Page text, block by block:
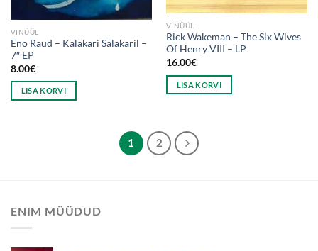
VINÜÜL
Eno Raud – Kalakari Salakaril –
7″ EP
8.00€
LISA KORVI
VINÜÜL
Rick Wakeman – The Six Wives
Of Henry VIII – LP
16.00€
LISA KORVI
1 2
ENIM MÜÜDUD